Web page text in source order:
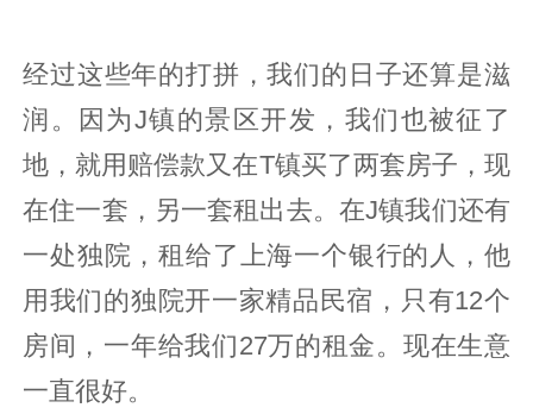
经过这些年的打拼，我们的日子还算是滋
润。因为J镇的景区开发，我们也被征了
地，就用赔偿款又在T镇买了两套房子，现
在住一套，另一套租出去。在J镇我们还有
一处独院，租给了上海一个银行的人，他
用我们的独院开一家精品民宿，只有12个
房间，一年给我们27万的租金。现在生意
一直很好。